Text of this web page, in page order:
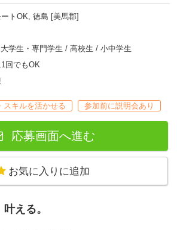
トOK, 徳島 [美馬郡]
学生・専門学生 / 高校生 / 小中学生
回でもOK
スキルを活かせる 参加前に説明会あり
応募画面へ進む
お気に入りに追加
える。